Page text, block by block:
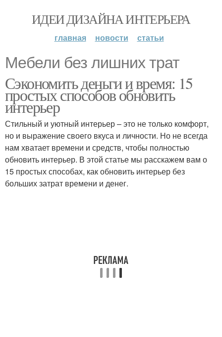
ИДЕИ ДИЗАЙНА ИНТЕРЬЕРА
главная новости статьи
Мебели без лишних трат
Сэкономить деньги и время: 15
простых способов обновить
интерьер
Стильный и уютный интерьер – это не только комфорт,
но и выражение своего вкуса и личности. Но не всегда
нам хватает времени и средств, чтобы полностью
обновить интерьер. В этой статье мы расскажем вам о
15 простых способах, как обновить интерьер без
больших затрат времени и денег.